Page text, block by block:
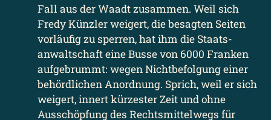
Fall aus der Waadt zusammen. Weil sich
Fredy Künzler weigert, die besagten Seiten
vorläufig zu sperren, hat ihm die Staats­
anwaltschaft eine Busse von 6000 Franken
aufgebrummt: wegen Nicht­befolgung einer
behördlichen Anordnung. Sprich, weil er sich
weigert, innert kürzester Zeit und ohne
Ausschöpfung des Rechtsmittel­wegs für